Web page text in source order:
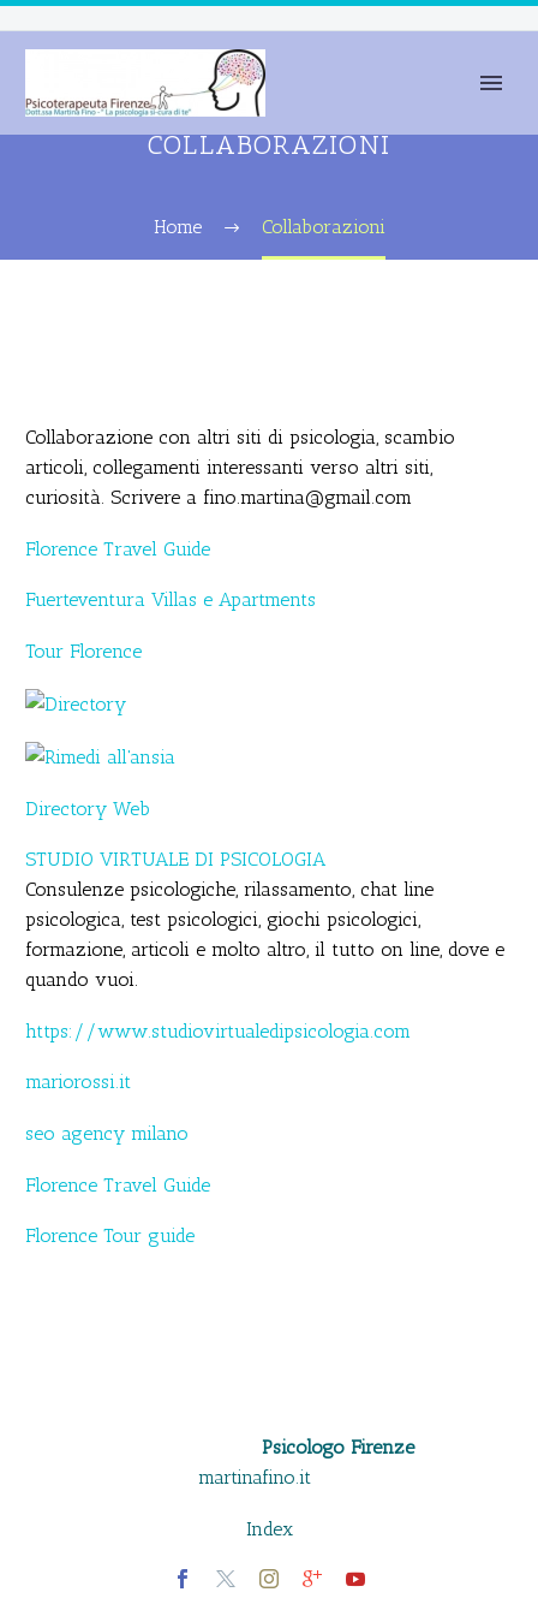
COLLABORAZIONI
Home Collaborazioni
Collaborazione con altri siti di psicologia, scambio
articoli, collegamenti interessanti verso altri siti,
curiosità. Scrivere a fino.martina@gmail.com
Florence Travel Guide
Fuerteventura Villas e Apartments
Tour Florence
Directory Web
STUDIO VIRTUALE DI PSICOLOGIA
Consulenze psicologiche, rilassamento, chat line
psicologica, test psicologici, giochi psicologici,
formazione, articoli e molto altro, il tutto on line, dove e
quando vuoi.
https://www.studiovirtualedipsicologia.com
mariorossi.it
seo agency milano
Florence Travel Guide
Florence Tour guide
Psicologo Firenzecopyright
martinafino.it–
Index